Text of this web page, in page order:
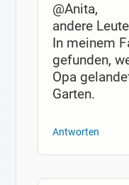
@Anita,
andere
In meinem
gefunden,
Opa
Garten.
Antworten